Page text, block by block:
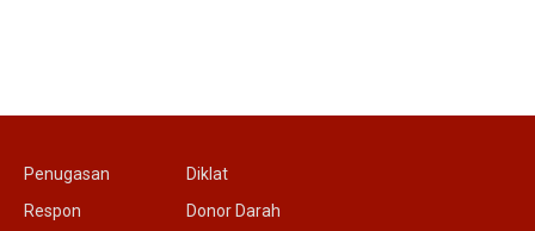
Penugasan
Respon
Diklat
Donor Darah